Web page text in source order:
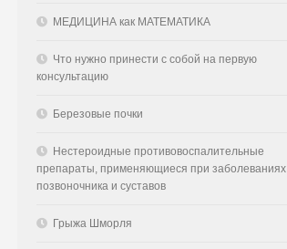
МЕДИЦИНА как МАТЕМАТИКА
Что нужно принести с собой на первую
консультацию
Березовые почки
Нестероидные противовоспалительные
препараты, применяющиеся при заболеваниях
позвоночника и суставов
Грыжа Шморля